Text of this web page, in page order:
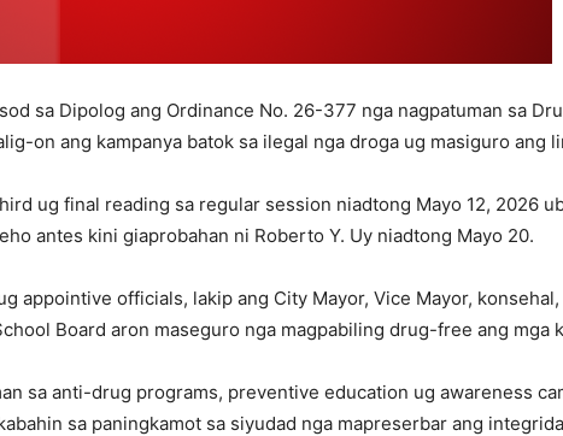
sa Dipolog ang Ordinance No. 26-377 nga nagpatuman sa
on ang kampanya batok sa ilegal nga droga ug masiguro ang
ug final reading sa regular session niadtong Mayo 12, 2026
antes kini giaprobahan ni Roberto Y. Uy niadtong Mayo 20.
appointive officials, lakip ang City Mayor, Vice Mayor,
Board aron maseguro nga magpabiling drug-free ang mga
sa anti-drug programs, preventive education ug awareness
sa paningkamot sa siyudad nga mapreserbar ang